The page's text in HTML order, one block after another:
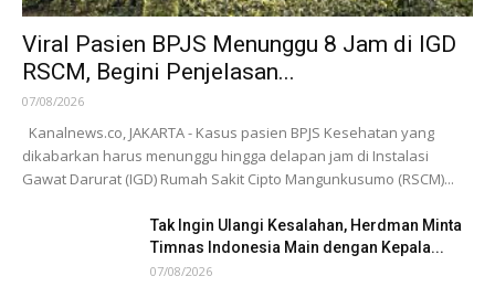
Viral Pasien BPJS Menunggu 8 Jam di IGD
RSCM, Begini Penjelasan...
07/08/2026
Kanalnews.co, JAKARTA - Kasus pasien BPJS Kesehatan yang
dikabarkan harus menunggu hingga delapan jam di Instalasi
Gawat Darurat (IGD) Rumah Sakit Cipto Mangunkusumo (RSCM)...
Tak Ingin Ulangi Kesalahan, Herdman Minta
Timnas Indonesia Main dengan Kepala...
07/08/2026